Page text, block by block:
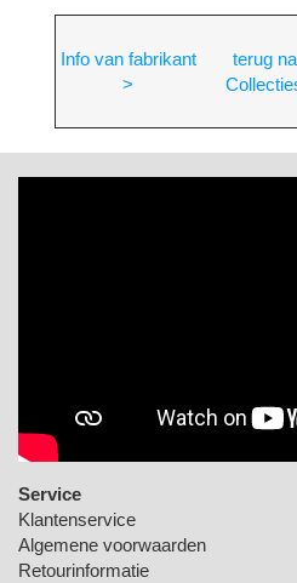
Info van fabrikant
>
terug
Service
Klantenservice
Algemene voorwaarden
Retourinformatie